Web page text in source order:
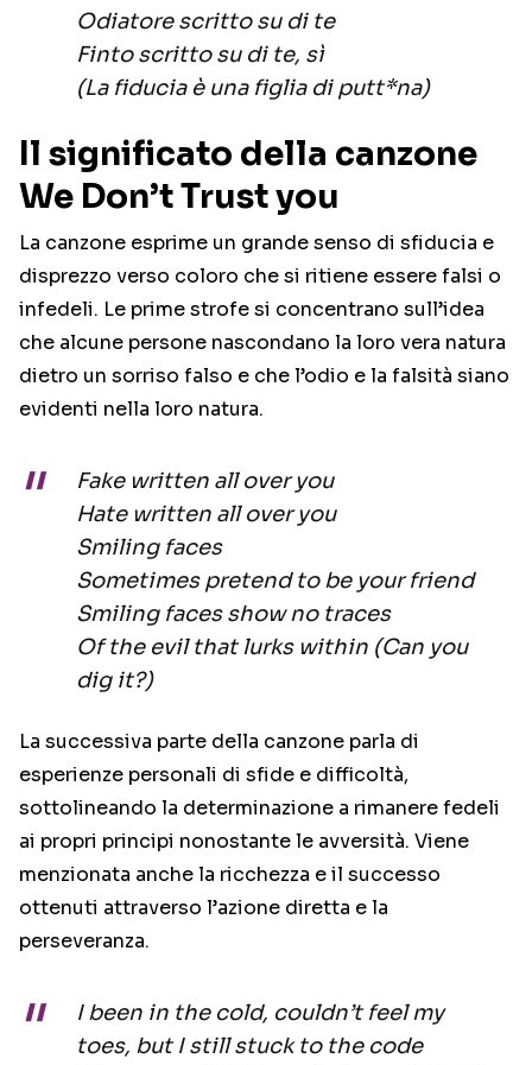
Odiatore scritto su di te
Finto scritto su di te, sì
(La fiducia è una figlia di putt*na)
Il significato della canzone
We Don’t Trust you
La canzone esprime un grande senso di sfiducia e
disprezzo verso coloro che si ritiene essere falsi o
infedeli. Le prime strofe si concentrano sull’idea
che alcune persone nascondano la loro vera natura
dietro un sorriso falso e che l’odio e la falsità siano
evidenti nella loro natura.
Fake written all over you
Hate written all over you
Smiling faces
Sometimes pretend to be your friend
Smiling faces show no traces
Of the evil that lurks within (Can you
dig it?)
La successiva parte della canzone parla di
esperienze personali di sfide e difficoltà,
sottolineando la determinazione a rimanere fedeli
ai propri principi nonostante le avversità. Viene
menzionata anche la ricchezza e il successo
ottenuti attraverso l’azione diretta e la
perseveranza.
I been in the cold, couldn’t feel my
toes, but I still stuck to the code